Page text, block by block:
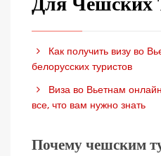
Как получить визу во
белорусских туристов
Виза во Вьетнам
все, что вам нужно знать
Почему чешским